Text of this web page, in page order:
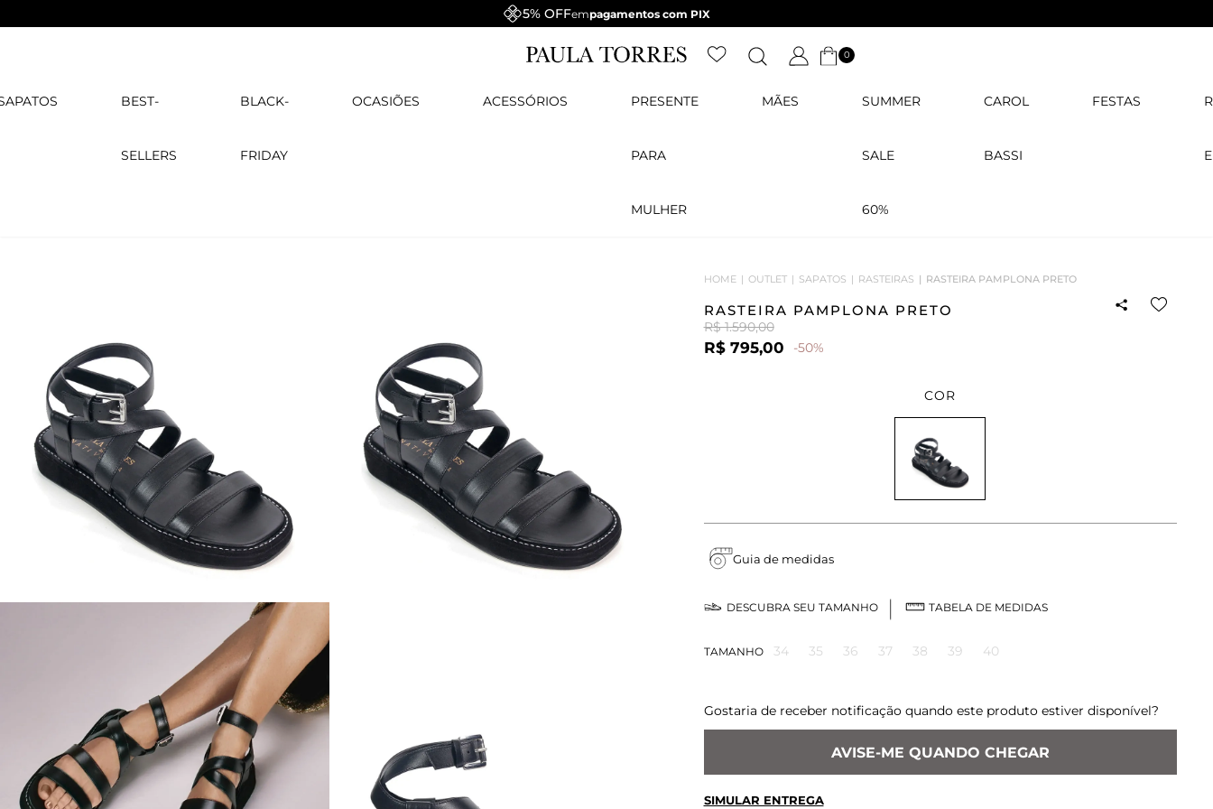
5% OFFempagamentos com PIX
0
BEST-
SELLERS
BLACK-
FRIDAY
OCASIÕES ACESSÓRIOS PRESENTE
PARA
MULHER
MÃES SUMMER
SALE
60%
CAROL
BASSI
FESTAS
HOME OUTLET SAPATOS RASTEIRAS RASTEIRA PAMPLONA PRETO
RASTEIRA PAMPLONA PRETO
R$ 1.590,00
R$ 795,00 -50%
COR
Guia de medidas
DESCUBRA SEU TAMANHO TABELA DE MEDIDAS
TAMANHO 34 35 36 37 38 39 40
Gostaria de receber notificação quando este produto estiver disponível?
AVISE-ME QUANDO CHEGAR
SIMULAR ENTREGA